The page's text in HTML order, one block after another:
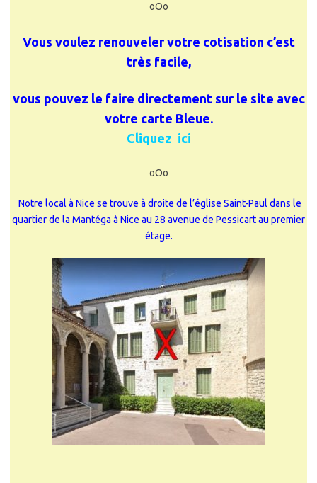
oOo
Vous voulez renouveler votre cotisation c’est
très facile,
vous pouvez le faire directement sur le site avec
votre carte Bleue.
Cliquez ici
oOo
Notre local à Nice se trouve à droite de l’église Saint-Paul dans le
quartier de la Mantéga à Nice au 28 avenue de Pessicart au premier
étage.